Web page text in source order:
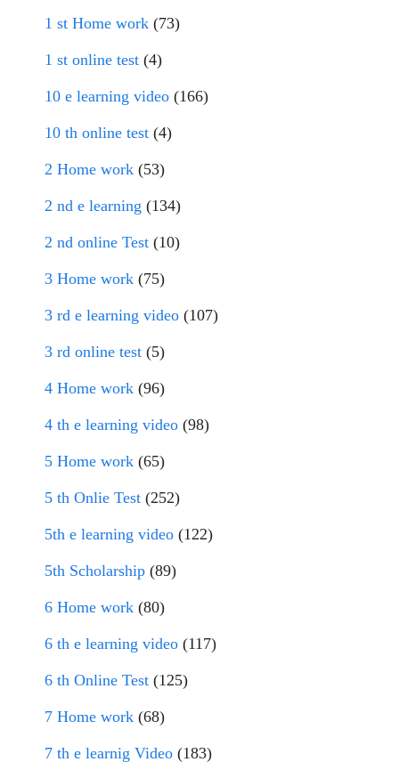
1 st Home work (73)
1 st online test (4)
10 e learning video (166)
10 th online test (4)
2 Home work (53)
2 nd e learning (134)
2 nd online Test (10)
3 Home work (75)
3 rd e learning video (107)
3 rd online test (5)
4 Home work (96)
4 th e learning video (98)
5 Home work (65)
5 th Onlie Test (252)
5th e learning video (122)
5th Scholarship (89)
6 Home work (80)
6 th e learning video (117)
6 th Online Test (125)
7 Home work (68)
7 th e learnig Video (183)